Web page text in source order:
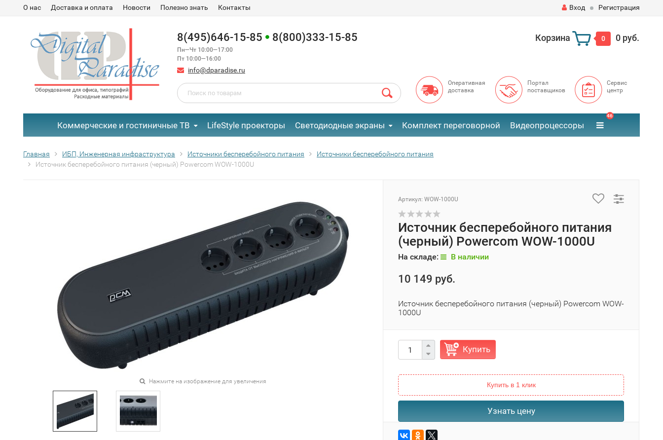
О нас Доставка и оплата Новости Полезно знать Контакты Вход Регистрация
8(495)646-15-85 8(800)333-15-85
Пн—Чт 10:00—17:00
Пт 10:00—16:00
info@dparadise.ru
Корзина 0 0 руб.
Оперативная
доставка
Портал
поставщиков
Сервис
центр
Коммерческие и гостиничные ТВ LifeStyle проекторы Светодиодные экраны Комплект переговорной Видеопроцессоры
46
Главная ИБП, Инженерная инфраструктура Источники бесперебойного питания
Источники бесперебойного питания
Источник бесперебойного питания (черный) Powercom WOW-1000U
Нажмите на изображение для увеличения
Артикул: WOW-1000U
Источник бесперебойного питания
(черный) Powercom WOW-1000U
На складе: В наличии
10 149 руб.
Источник бесперебойного питания (черный) Powercom WOW-
1000U
Купить
Купить в 1 клик
Узнать цену